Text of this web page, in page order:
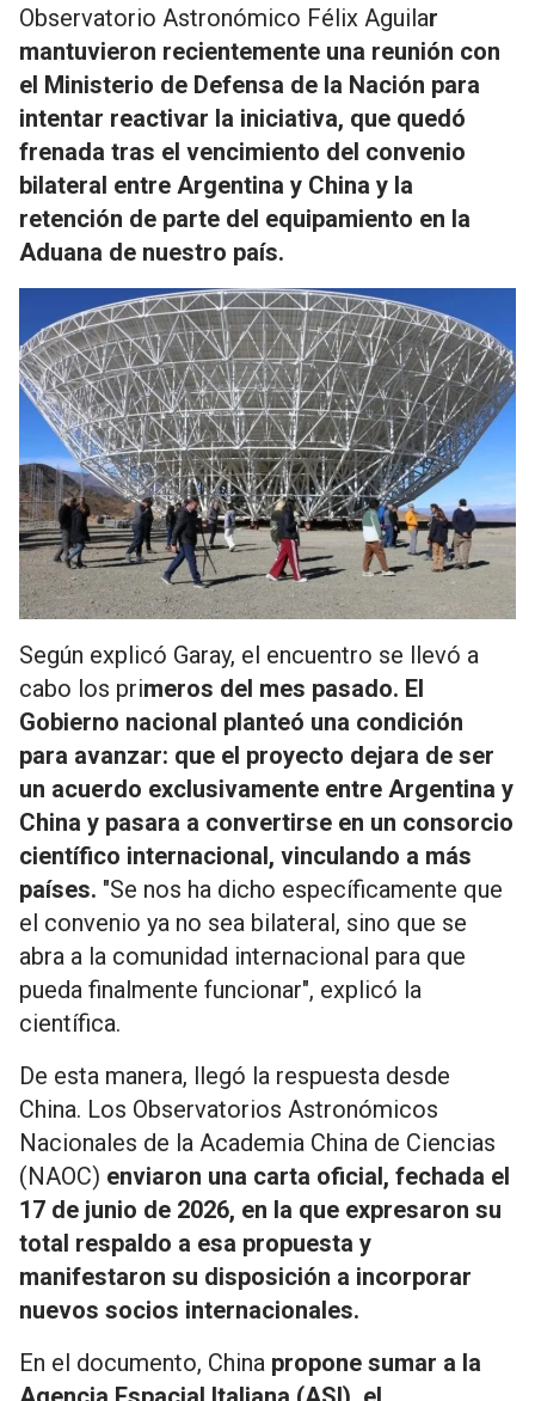
Observatorio Astronómico Félix Aguilar
mantuvieron recientemente una reunión con
el Ministerio de Defensa de la Nación para
intentar reactivar la iniciativa, que quedó
frenada tras el vencimiento del convenio
bilateral entre Argentina y China y la
retención de parte del equipamiento en la
Aduana de nuestro país.
Según explicó Garay, el encuentro se llevó a
cabo los primeros del mes pasado. El
Gobierno nacional planteó una condición
para avanzar: que el proyecto dejara de ser
un acuerdo exclusivamente entre Argentina y
China y pasara a convertirse en un consorcio
científico internacional, vinculando a más
países. "Se nos ha dicho específicamente que
el convenio ya no sea bilateral, sino que se
abra a la comunidad internacional para que
pueda finalmente funcionar", explicó la
científica.
De esta manera, llegó la respuesta desde
China. Los Observatorios Astronómicos
Nacionales de la Academia China de Ciencias
(NAOC) enviaron una carta oficial, fechada el
17 de junio de 2026, en la que expresaron su
total respaldo a esa propuesta y
manifestaron su disposición a incorporar
nuevos socios internacionales.
En el documento, China propone sumar a la